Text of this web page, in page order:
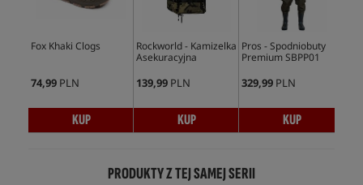
Fox Khaki Clogs
74,99 PLN
KUP
Rockworld - Kamizelka
Asekuracyjna
139,99 PLN
KUP
Pros - Spodniobuty
Premium SBPP01
329,99 PLN
KUP
PRODUKTY Z TEJ SAMEJ SERII